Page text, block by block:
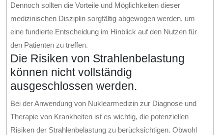
Dennoch sollten die Vorteile und Möglichkeiten dieser
medizinischen Disziplin sorgfältig abgewogen werden, um
eine fundierte Entscheidung im Hinblick auf den Nutzen für
den Patienten zu treffen.
Die Risiken von Strahlenbelastung
können nicht vollständig
ausgeschlossen werden.
Bei der Anwendung von Nuklearmedizin zur Diagnose und
Therapie von Krankheiten ist es wichtig, die potenziellen
Risiken der Strahlenbelastung zu berücksichtigen. Obwohl